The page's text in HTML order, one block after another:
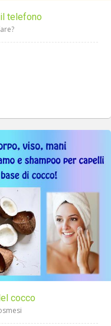
telefono
cocco